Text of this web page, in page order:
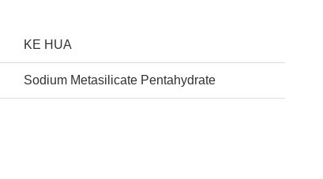
KE HUA
Sodium Metasilicate Pentahydrate